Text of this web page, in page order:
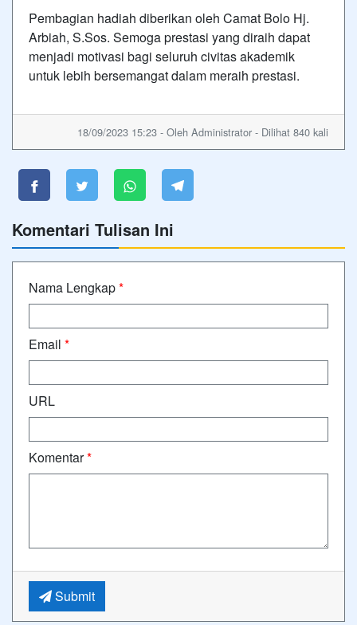
Pembagian hadiah diberikan oleh Camat Bolo Hj.
Arbiah, S.Sos. Semoga prestasi yang diraih dapat
menjadi motivasi bagi seluruh civitas akademik
untuk lebih bersemangat dalam meraih prestasi.
18/09/2023 15:23 - Oleh Administrator - Dilihat 840 kali
Komentari Tulisan Ini
Nama Lengkap*
Email *
URL
Komentar*
Submit